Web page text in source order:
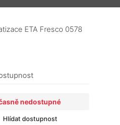
ETA Fresco 0578
nedostupné
Hlídat dostupnost